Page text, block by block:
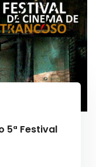
5ª Festival